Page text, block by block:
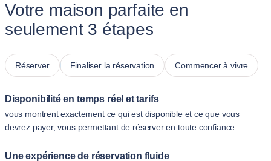
Votre maison parfaite en
seulement 3 étapes
Réserver Finaliser la réservation Commencer à vivre
Disponibilité en temps réel et tarifs
vous montrent exactement ce qui est disponible et ce que vous
devrez payer, vous permettant de réserver en toute confiance.
Une expérience de réservation fluide